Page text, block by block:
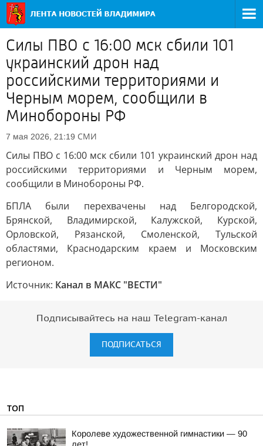
Силы ПВО с 16:00 мск сбили 101
украинский дрон над
российскими территориями и
Черным морем, сообщили в
Минобороны РФ
7 мая 2026, 21:19 СМИ
Силы ПВО с 16:00 мск сбили 101 украинский дрон над
российскими территориями и Черным морем,
сообщили в Минобороны РФ.
БПЛА были перехвачены над Белгородской,
Брянской, Владимирской, Калужской, Курской,
Орловской, Рязанской, Смоленской, Тульской
областями, Краснодарским краем и Московским
регионом.
Источник: Канал в МАКС "ВЕСТИ"
Подписывайтесь на наш Telegram-канал
ПОДПИСАТЬСЯ
ТОП
Королеве художественной гимнастики — 90